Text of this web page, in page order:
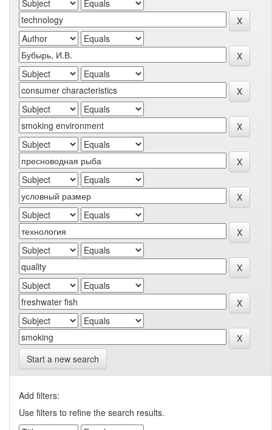
Start a new search
Add filters:
Use filters to refine the search results.